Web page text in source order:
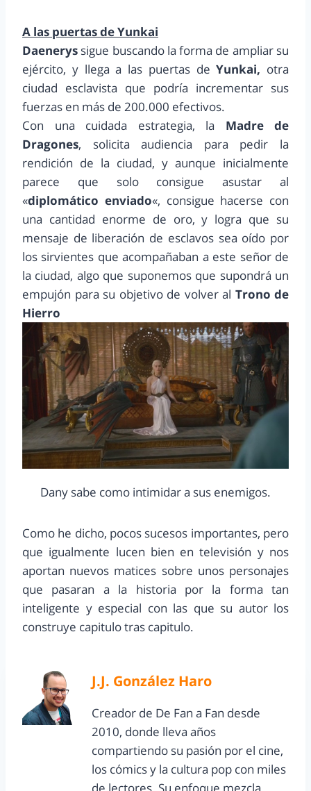
A las puertas de Yunkai
Daenerys sigue buscando la forma de ampliar su
ejército, y llega a las puertas deYunkai, otra
ciudad esclavista que podría incrementar sus
fuerzas en más de 200.000 efectivos.
Con una cuidada estrategia, la Madre de
Dragones, solicita audiencia para pedir la
rendición de la ciudad, y aunque inicialmente
parece que solo consigue asustar al
«diplomático enviado«, consigue hacerse con
una cantidad enorme de oro, y logra que su
mensaje de liberación de esclavos sea oído por
los sirvientes que acompañaban a este señor de
la ciudad, algo que suponemos que supondrá un
empujón para su objetivo de volver al Trono de
Hierro
Dany sabe como intimidar a sus enemigos.
Como he dicho, pocos sucesos importantes, pero
que igualmente lucen bien en televisión y nos
aportan nuevos matices sobre unos personajes
que pasaran a la historia por la forma tan
inteligente y especial con las que su autor los
construye capitulo tras capitulo.
J.J. González Haro
Creador de De Fan a Fan desde
2010, donde lleva años
compartiendo su pasión por el cine,
los cómics y la cultura pop con miles